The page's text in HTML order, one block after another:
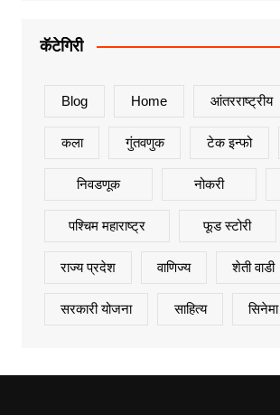
कॅटेगिरी
Blog Home आंतरराष्ट्रीय
कला गुंतवणुक टेक इन्फो
निवडणूक नोकरी
पश्चिम महाराष्ट्र फूड स्टोरी
राज्य प्रदेश वाणिज्य शेती वाडी
सरकारी योजना साहित्य सिनेमा